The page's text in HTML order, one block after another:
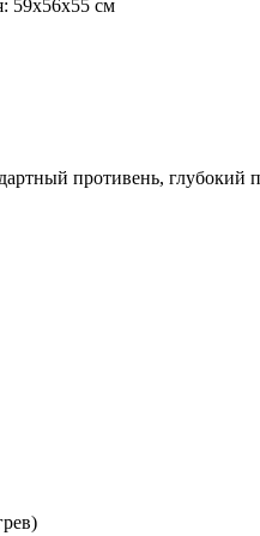
59х56х55 см
противень, глубокий